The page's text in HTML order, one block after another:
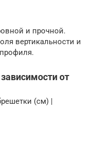
и прочной.
вертикальности и
от
(см) |